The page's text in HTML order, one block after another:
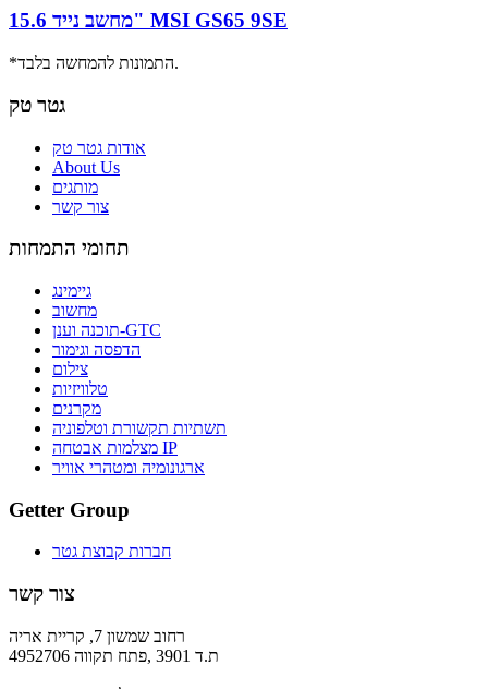
מחשב נייד 15.6" MSI GS65 9SE
*התמונות להמחשה בלבד.
גטר טק
אודות גטר טק
About Us
מותגים
צור קשר
תחומי התמחות
גיימינג
מחשוב
תוכנה וענן-GTC
הדפסה וגימור
צילום
טלוויזיות
מקרנים
תשתיות תקשורת וטלפוניה
מצלמות אבטחה IP
ארגונומיה ומטהרי אוויר
Getter Group
חברות קבוצת גטר
צור קשר
רחוב שמשון 7, קריית אריה
ת.ד 3901 ,פתח תקווה 4952706